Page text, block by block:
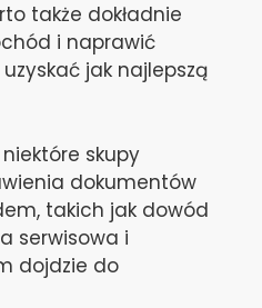
także dokładnie
i naprawić
jak najlepszą
skupy
dokumentów
takich jak dowód
serwisowa i
dojdzie do